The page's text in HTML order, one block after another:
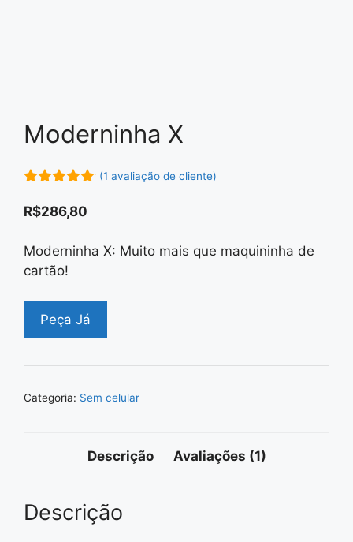
Moderninha X
(1 avaliação de cliente)
R$286,80
Moderninha X: Muito mais que maquininha de
cartão!
Peça Já
Categoria: Sem celular
Descrição Avaliações (1)
Descrição